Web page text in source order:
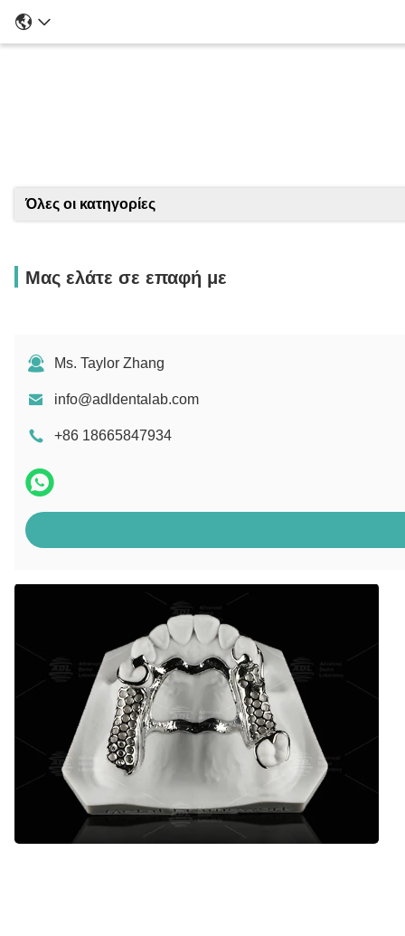
Όλες οι κατηγορίες
Μας ελάτε σε επαφή με
Ms. Taylor Zhang
info@adldentalab.com
+86 18665847934